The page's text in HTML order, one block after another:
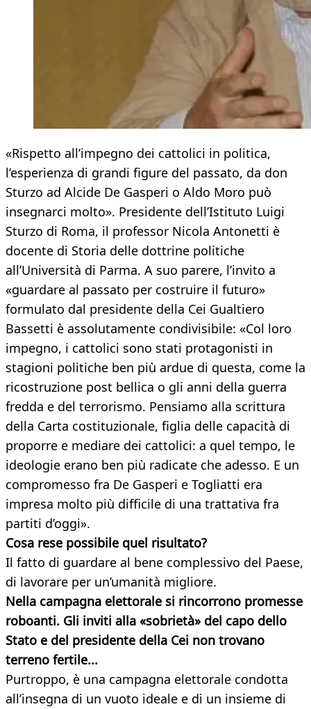
«Rispetto all’impegno dei cattolici in politica,
l’esperienza di grandi figure del passato, da don
Sturzo ad Alcide De Gasperi o Aldo Moro può
insegnarci molto». Presidente dell’Istituto Luigi
Sturzo di Roma, il professor Nicola Antonetti è
docente di Storia delle dottrine politiche
all’Università di Parma. A suo parere, l’invito a
«guardare al passato per costruire il futuro»
formulato dal presidente della Cei Gualtiero
Bassetti è assolutamente condivisibile: «Col loro
impegno, i cattolici sono stati protagonisti in
stagioni politiche ben più ardue di questa, come la
ricostruzione post bellica o gli anni della guerra
fredda e del terrorismo. Pensiamo alla scrittura
della Carta costituzionale, figlia delle capacità di
proporre e mediare dei cattolici: a quel tempo, le
ideologie erano ben più radicate che adesso. E un
compromesso fra De Gasperi e Togliatti era
impresa molto più difficile di una trattativa fra
partiti d’oggi».
Cosa rese possibile quel risultato?
Il fatto di guardare al bene complessivo del Paese,
di lavorare per un’umanità migliore.
Nella campagna elettorale si rincorrono promesse
roboanti. Gli inviti alla «sobrietà» del capo dello
Stato e del presidente della Cei non trovano
terreno fertile...
Purtroppo, è una campagna elettorale condotta
all’insegna di un vuoto ideale e di un insieme di